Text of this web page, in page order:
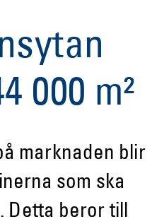
000 m²
marknaden blir
som ska
Detta beror till